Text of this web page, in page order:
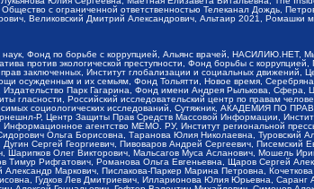
с ограниченной ответственностью Телеканал Дождь,
Великовский Дмитрий Александрович, Альтаир 2021, Ромашки
Фонд по борьбе с коррупцией, Альянс врачей,
против экологической преступности, Фонд борьбы с
заключенных, Институт глобализации и социальных
осужденным и их семьям, Фонд Тольятти, Новое время,
Парк Гагарина, Фонд имени Андрея Рылькова,
Российский исследовательский центр по правам
социологических исследований, Сутяжник, АКАДЕМИЯ ПО
Р, Центр Защиты Прав Средств Массовой Информации,
агентство МЕМО. РУ, Институт региональной
Ольга Борисовна, Таранова Юлия Николаевна, Туровский
Сергей Георгиевич, Пивоваров Андрей Сергеевич, Писемский
Олег Викторович, Мальсагов Муса Асланович, Мошель
Рифгатович, Романова Ольга Евгеньевна, Щаров Сергей
Маркович, Пислакова-Паркер Марина Петровна,
Гудков Лев Дмитриевич, Илларионова Юлия Юрьевна,